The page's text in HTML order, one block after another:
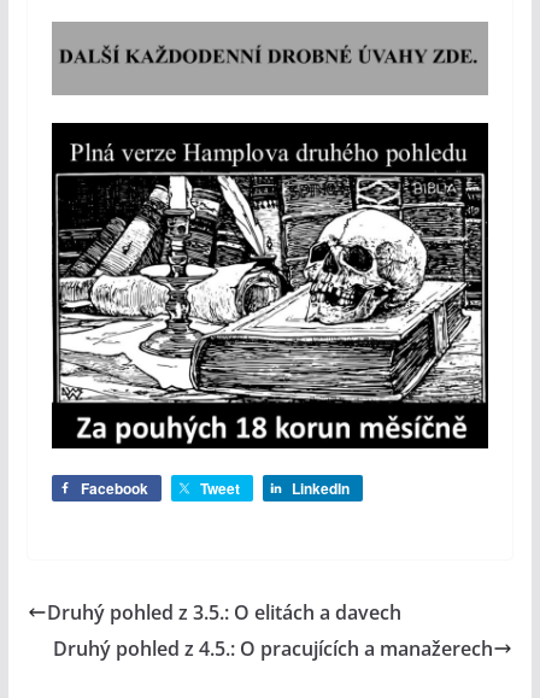
Facebook Tweet LinkedIn
Druhý pohled z 3.5.: O elitách a davech
Druhý pohled z 4.5.: O pracujících a manažerech